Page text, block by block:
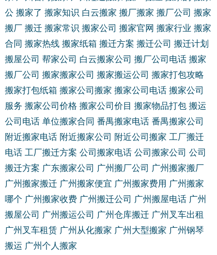
公 搬家了 搬家知识 白云搬家 搬厂搬家 搬厂公司 搬家
搬厂 搬迁 搬家常识 搬家公司 搬家官网 搬家行业 搬家
合同 搬家热线 搬家纸箱 搬迁方案 搬迁公司 搬迁计划
搬屋公司 帮家公司 白云搬家公司 搬厂公司电话 搬家
搬厂公司 搬家搬家公司 搬家搬运公司 搬家打包攻略
搬家打包纸箱 搬家公司搬家 搬家公司电话 搬家公司
服务 搬家公司价格 搬家公司价目 搬家物品打包 搬运
公司电话 单位搬家合同 番禺搬家电话 番禺搬家公司
附近搬家电话 附近搬家公司 附近公司搬家 工厂搬迁
电话 工厂搬迁方案 公司搬家电话 公司搬家公司 公司
搬迁方案 广东搬家公司 广州搬厂公司 广州搬家搬厂
广州搬家搬迁 广州搬家便宜 广州搬家费用 广州搬家
哪个 广州搬家收费 广州搬迁公司 广州搬屋电话 广州
搬屋公司 广州搬运公司 广州仓库搬迁 广州叉车出租
广州叉车租赁 广州从化搬家 广州大型搬家 广州钢琴
搬运 广州个人搬家